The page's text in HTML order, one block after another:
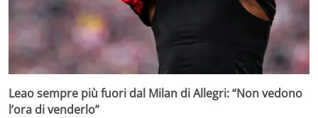
Leao sempre più fuori dal Milan di Allegri: “Non vedono
l’ora di venderlo”